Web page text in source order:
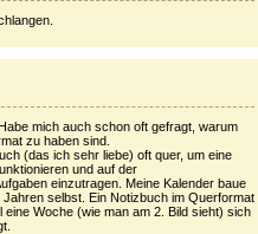
mich auch schon oft gefragt, warum
zu haben sind.
(das ich sehr liebe) oft quer, um eine
und auf der
einzutragen. Meine Kalender baue
selbst. Ein Notizbuch im Querformat
eine Woche (wie man am 2. Bild sieht) sich